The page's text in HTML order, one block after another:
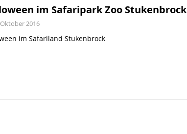
im Safaripark Zoo Stukenbrock
2016
im Safariland Stukenbrock